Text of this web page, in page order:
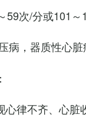
59次/分或101
病，器质性心脏
心律不齐、心